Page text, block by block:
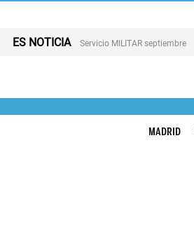
ES NOTICIA Servicio MILITAR septiembre
MADRID